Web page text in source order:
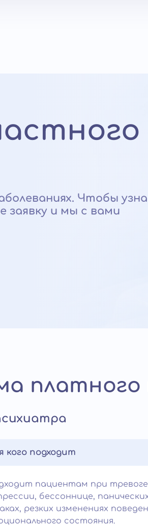
Чтобы
заявку и мы с вами
платного
кого подходит
пациентам при
бессоннице,
резких изменениях
состояния.